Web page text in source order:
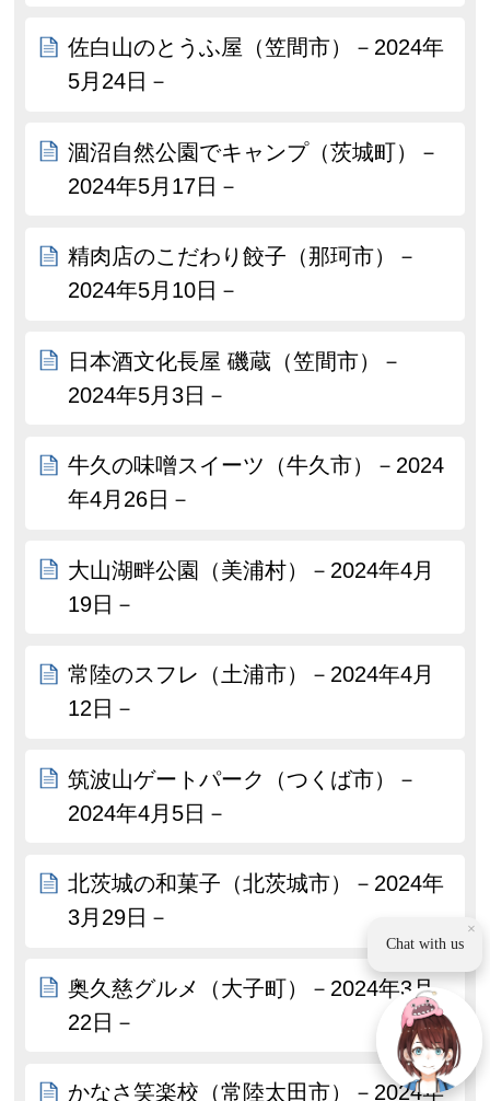
佐白山のとうふ屋（笠間市）－2024年
5月24日－
涸沼自然公園でキャンプ（茨城町）－
2024年5月17日－
精肉店のこだわり餃子（那珂市）－
2024年5月10日－
日本酒文化長屋 磯蔵（笠間市）－
2024年5月3日－
牛久の味噌スイーツ（牛久市）－2024
年4月26日－
大山湖畔公園（美浦村）－2024年4月
19日－
常陸のスフレ（土浦市）－2024年4月
12日－
筑波山ゲートパーク（つくば市）－
2024年4月5日－
北茨城の和菓子（北茨城市）－2024年
3月29日－
奥久慈グルメ（大子町）－2024年3月
22日－
かなさ笑楽校（常陸太田市）－2024年
×
Chat with us